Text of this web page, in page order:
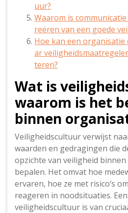
uur?
Waarom is
reëren van een goede
Hoe kan een
ar
teren?
Wat is
waarom is het
binnen
Veiligheidscultuur verwijst
waarden en gedragingen die
opzichte van veiligheid
bepalen. Het omvat hoe
ervaren, hoe ze met risico’s
reageren in noodsituaties.
veiligheidscultuur is van